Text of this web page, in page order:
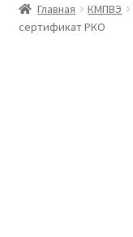
Доставка и оплата
Главная КМПВЭ
сертификат РКО